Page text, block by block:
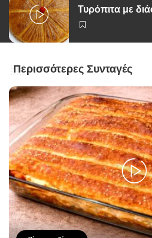
Τυρόπιτα με
Περισσότερες Συνταγές